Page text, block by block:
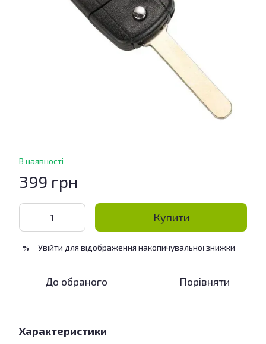
В наявності
399 грн
Купити
% Увійти для відображення накопичувальної знижки
До обраного Порівняти
Характеристики